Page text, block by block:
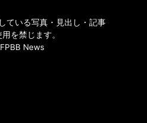
ている写真・見出し・記事
を禁じます。
News